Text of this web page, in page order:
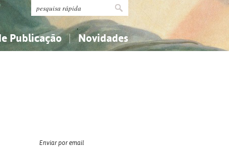
Publicação Novidades
Enviar por email